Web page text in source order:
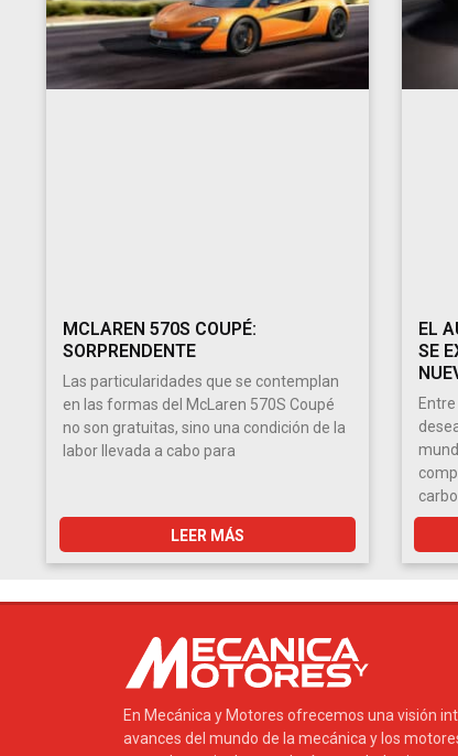
MCLAREN 570S COUPÉ:
SORPRENDENTE
Las particularidades que se contemplan
en las formas del McLaren 570S Coupé
no son gratuitas, sino una condición de la
labor llevada a cabo para
LEER MÁS
EL
SE
En Mecánica y Motores ofrecemos una visión
avances del mundo de la mecánica y los